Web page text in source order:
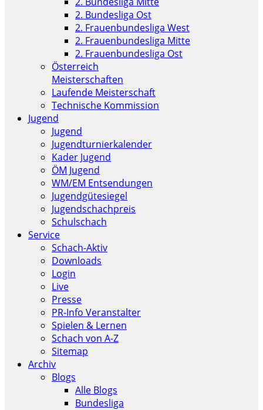
2. Bundesliga Ost
2. Frauenbundesliga West
2. Frauenbundesliga Mitte
2. Frauenbundesliga Ost
Österreich
Meisterschaften
Laufende Meisterschaft
Technische Kommission
Jugend
Jugend
Jugendturnierkalender
Kader Jugend
ÖM Jugend
WM/EM Entsendungen
Jugendgütesiegel
Jugendschachpreis
Schulschach
Service
Schach-Aktiv
Downloads
Login
Live
Presse
PR-Info Veranstalter
Spielen & Lernen
Schach von A-Z
Sitemap
Archiv
Blogs
Alle Blogs
Bundesliga